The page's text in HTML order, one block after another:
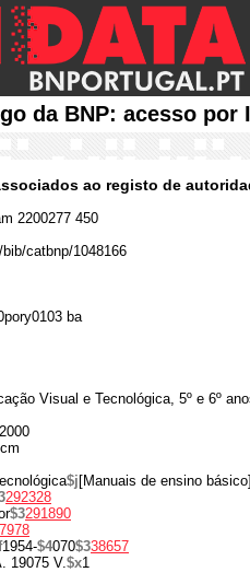
da BNP: acesso
ao registo de
2200277 450
catbnp/1048166
ba
Visual e Tecnológica, 5º e 6º
2000
$j [Manuais de ensino básico]
292328
$3291890
1954-$4070$338657
19075 V.$x1